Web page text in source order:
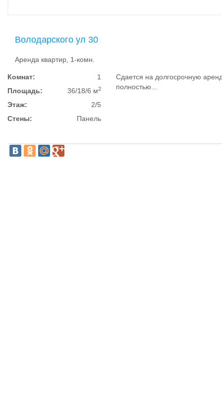
Володарского ул 30
Аренда квартир, 1-комн.
Комнат:
1
Площадь:
36/18/6 м2
Этаж:
2/5
Стены:
Панель
Сдается на долгосрочную
полностью...